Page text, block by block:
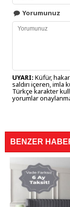
Yorumunuz
UYARI: Küfür,
saldırı içeren, imla
Türkçe karakter
yorumlar
BENZER